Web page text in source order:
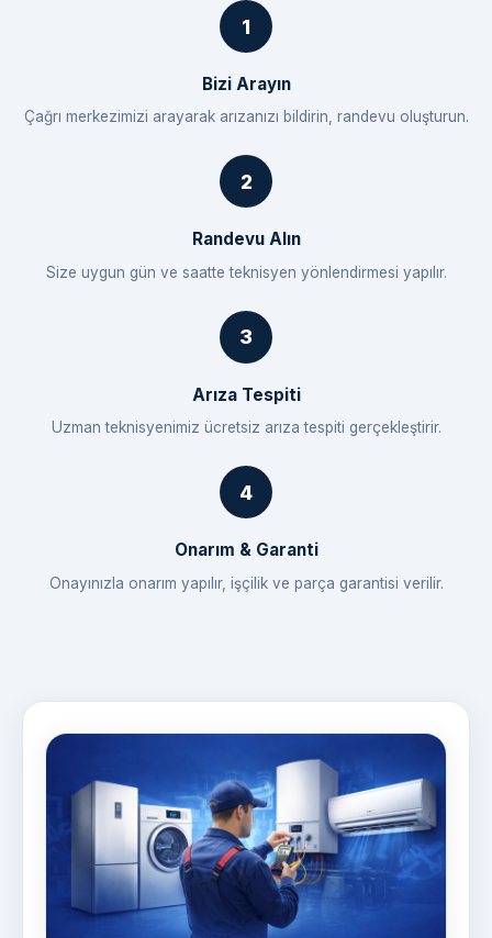
Bizi Arayın
Çağrı merkezimizi arayarak arızanızı bildirin, randevu oluşturun.
Randevu Alın
Size uygun gün ve saatte teknisyen yönlendirmesi yapılır.
Arıza Tespiti
Uzman teknisyenimiz ücretsiz arıza tespiti gerçekleştirir.
Onarım & Garanti
Onayınızla onarım yapılır, işçilik ve parça garantisi verilir.